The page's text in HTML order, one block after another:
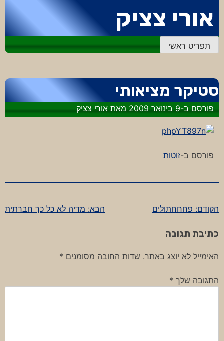
לתוכן
אורי צציק
תפריט ראשי
סטיקר מציאותי
פורסם ב-9 בינואר 2009 מאתאורי צציק
פורסם ב-זוטות
ניווט
הקודם: פחחחתולים הבא: מדיה לא כל כך חברתית
כתיבת תגובה
האימייל לא יוצג באתר. שדות החובה מסומנים *
התגובה שלך *